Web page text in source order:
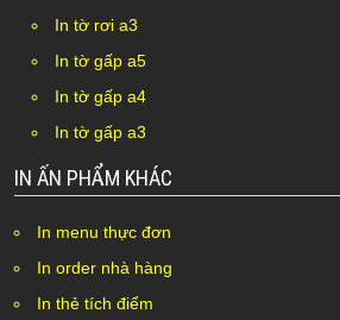
In tờ rơi a3
In tờ gấp a5
In tờ gấp a4
In tờ gấp a3
IN ẤN PHẨM KHÁC
In menu thực đơn
In order nhà hàng
In thẻ tích điểm